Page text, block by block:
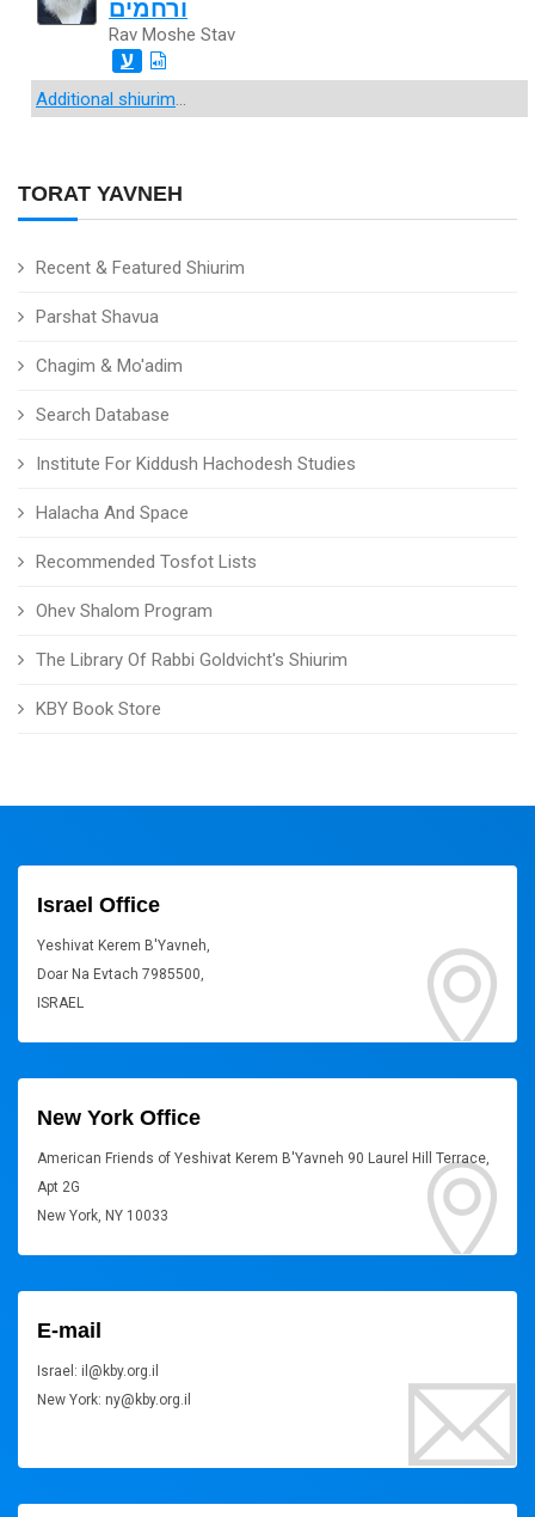
TORAT YAVNEH
Recent & Featured Shiurim
Parshat Shavua
Chagim & Mo'adim
Search Database
Institute For Kiddush Hachodesh Studies
Halacha And Space
Recommended Tosfot Lists
Ohev Shalom Program
The Library Of Rabbi Goldvicht's Shiurim
KBY Book Store
ורחמים
Rav Moshe Stav
ע
Additional shiurim...
Israel Office
Yeshivat Kerem B'Yavneh,
Doar Na Evtach 7985500,
ISRAEL
New York Office
American Friends of Yeshivat Kerem B'Yavneh 90 Laurel Hill Terrace,
Apt 2G
New York, NY 10033
E-mail
Israel: il@kby.org.il
New York: ny@kby.org.il